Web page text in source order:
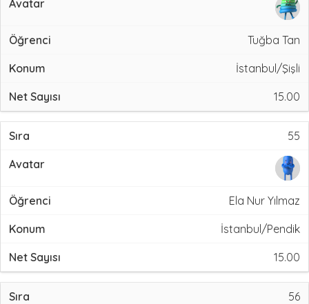
Tuğba Tan
İstanbul/Şişli
15.00
55
Ela Nur Yılmaz
İstanbul/Pendik
15.00
56